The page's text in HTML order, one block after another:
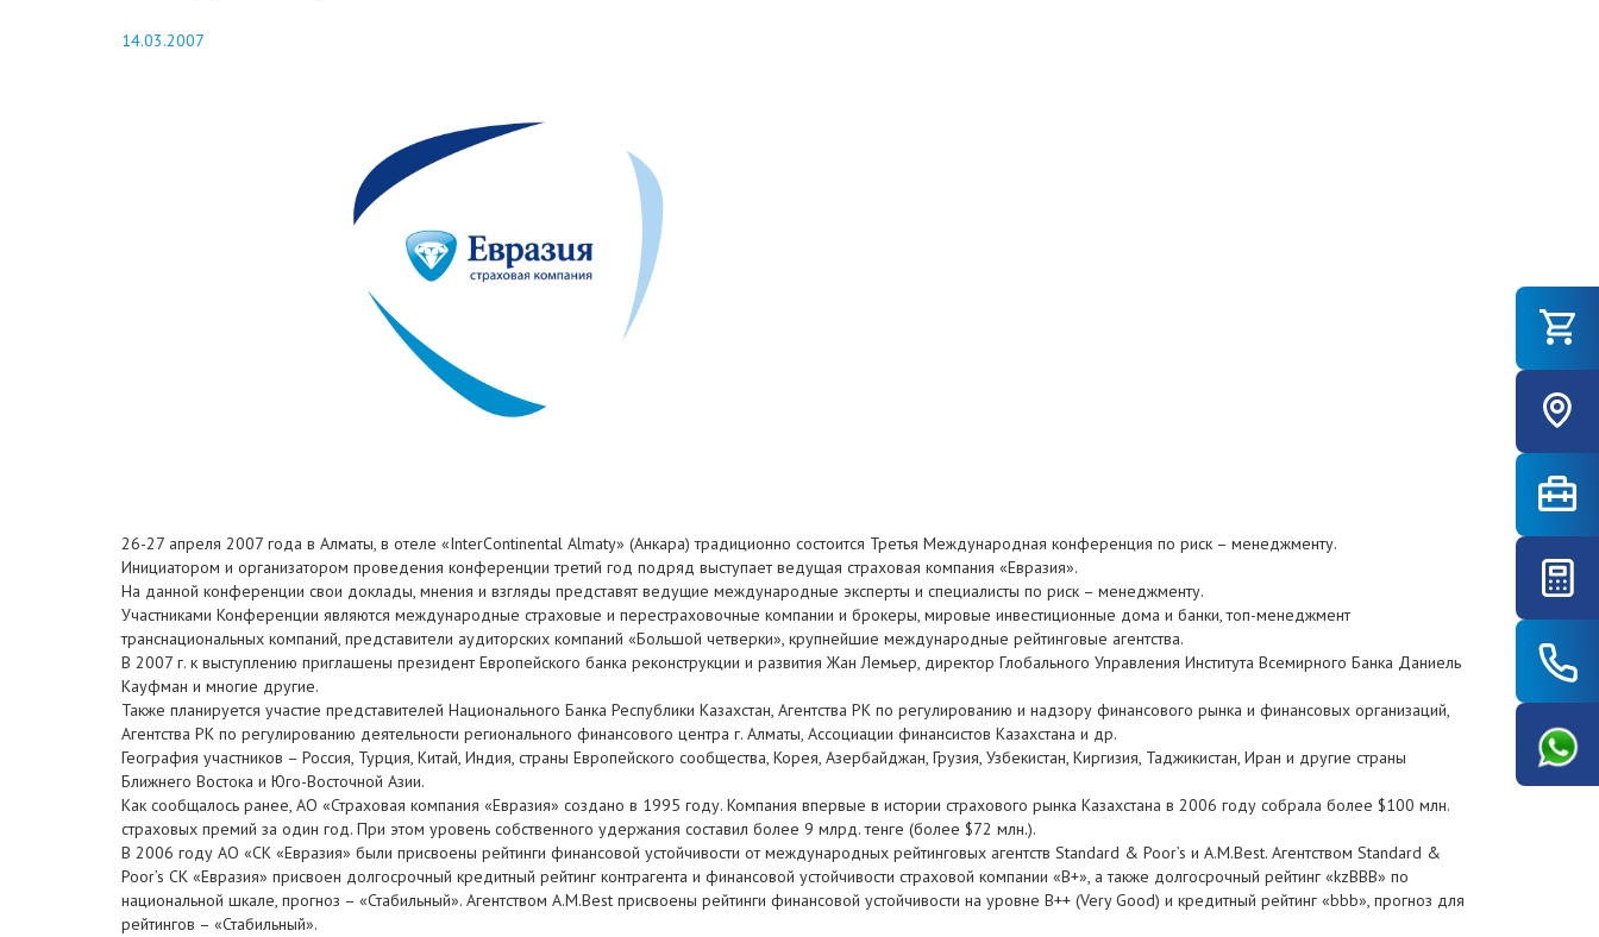
14.03.2007
26-27 апреля 2007 года в Алматы, в отеле «InterContinental Almaty» (Анкара) традиционно состоится Третья Международная конференция по риск – менеджменту.
Инициатором и организатором проведения конференции третий год подряд выступает ведущая страховая компания «Евразия».
На данной конференции свои доклады, мнения и взгляды представят ведущие международные эксперты и специалисты по риск – менеджменту.
Участниками Конференции являются международные страховые и перестраховочные компании и брокеры, мировые инвестиционные дома и банки, топ-менеджмент
транснациональных компаний, представители аудиторских компаний «Большой четверки», крупнейшие международные рейтинговые агентства.
В 2007 г. к выступлению приглашены президент Европейского банка реконструкции и развития Жан Лемьер, директор Глобального Управления Института Всемирного Банка Даниель
Кауфман и многие другие.
Также планируется участие представителей Национального Банка Республики Казахстан, Агентства РК по регулированию и надзору финансового рынка и финансовых организаций,
Агентства РК по регулированию деятельности регионального финансового центра г. Алматы, Ассоциации финансистов Казахстана и др.
География участников – Россия, Турция, Китай, Индия, страны Европейского сообщества, Корея, Азербайджан, Грузия, Узбекистан, Киргизия, Таджикистан, Иран и другие страны
Ближнего Востока и Юго-Восточной Азии.
Как сообщалось ранее, АО «Страховая компания «Евразия» создано в 1995 году. Компания впервые в истории страхового рынка Казахстана в 2006 году собрала более $100 млн.
страховых премий за один год. При этом уровень собственного удержания составил более 9 млрд. тенге (более $72 млн.).
В 2006 году АО «СК «Евразия» были присвоены рейтинги финансовой устойчивости от международных рейтинговых агентств Standard & Poor’s и A.M.Best. Агентством Standard &
Poor’s СК «Евразия» присвоен долгосрочный кредитный рейтинг контрагента и финансовой устойчивости страховой компании «В+», а также долгосрочный рейтинг «kzBBB» по
национальной шкале, прогноз – «Стабильный». Агентством A.M.Best присвоены рейтинги финансовой устойчивости на уровне B++ (Very Good) и кредитный рейтинг «bbb», прогноз для
рейтингов – «Стабильный».